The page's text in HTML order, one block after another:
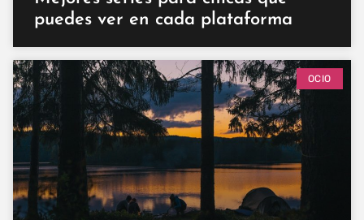
puedes ver en cada plataforma
OCIO